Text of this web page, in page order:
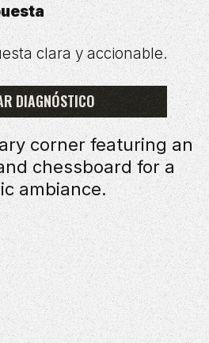
clara y accionable.
DIAGNÓSTICO